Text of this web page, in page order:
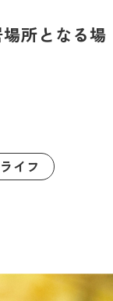
所となる場
イフ